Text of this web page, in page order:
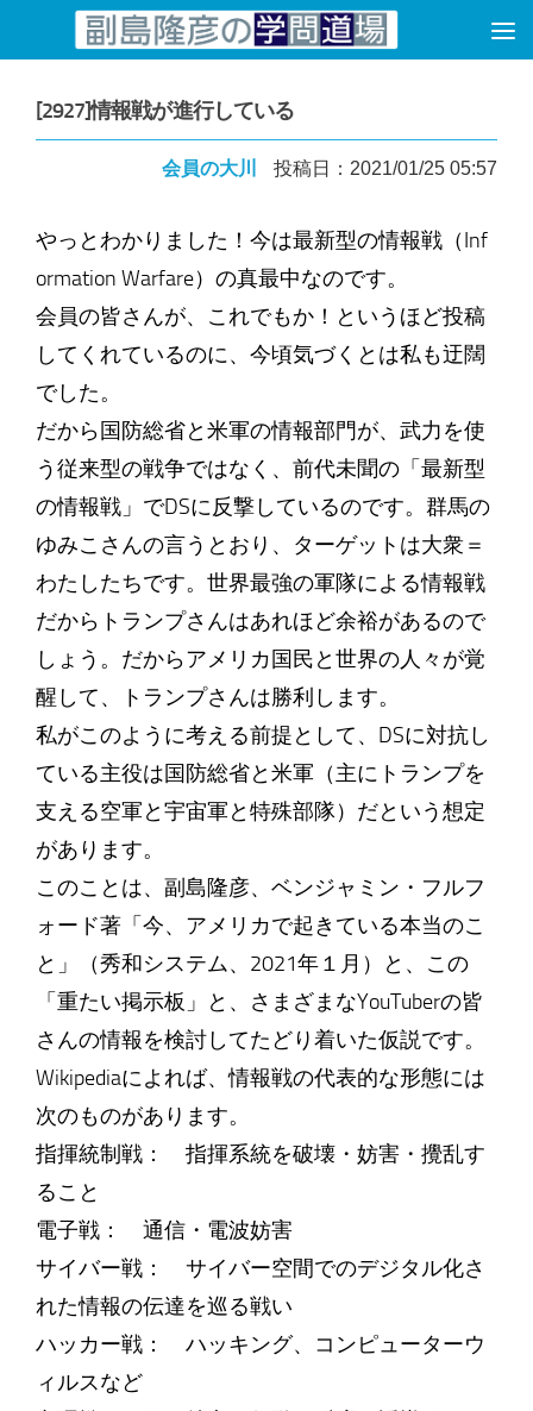
コンテンツへスキップ
[2927]情報戦が進行している
会員の大川 投稿日：2021/01/25 05:57
やっとわかりました！今は最新型の情報戦（Inf
ormation Warfare）の真最中なのです。
会員の皆さんが、これでもか！というほど投稿
してくれているのに、今頃気づくとは私も迂闊
でした。
だから国防総省と米軍の情報部門が、武力を使
う従来型の戦争ではなく、前代未聞の「最新型
の情報戦」でDSに反撃しているのです。群馬の
ゆみこさんの言うとおり、ターゲットは大衆＝
わたしたちです。世界最強の軍隊による情報戦
だからトランプさんはあれほど余裕があるので
しょう。だからアメリカ国民と世界の人々が覚
醒して、トランプさんは勝利します。
私がこのように考える前提として、DSに対抗し
ている主役は国防総省と米軍（主にトランプを
支える空軍と宇宙軍と特殊部隊）だという想定
があります。
このことは、副島隆彦、ベンジャミン・フルフ
ォード著「今、アメリカで起きている本当のこ
と」（秀和システム、2021年１月）と、この
「重たい掲示板」と、さまざまなYouTuberの皆
さんの情報を検討してたどり着いた仮説です。
Wikipediaによれば、情報戦の代表的な形態には
次のものがあります。
指揮統制戦： 指揮系統を破壊・妨害・攪乱す
ること
電子戦： 通信・電波妨害
サイバー戦： サイバー空間でのデジタル化さ
れた情報の伝達を巡る戦い
ハッカー戦： ハッキング、コンピューターウ
ィルスなど